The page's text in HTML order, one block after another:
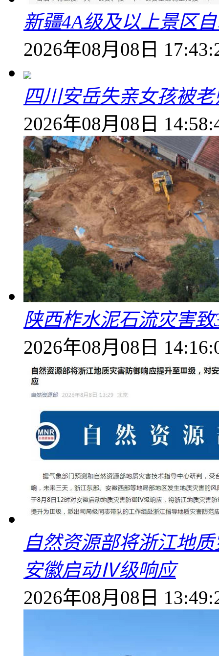
新疆4A级及以上景区
2026年08月08日
四川安岳失亲女孩被
2026年08月08日
陕西柞水泥石流灾害
2026年08月08日
自然资源部将浙江地
安徽启动Ⅳ级响应
2026年08月08日